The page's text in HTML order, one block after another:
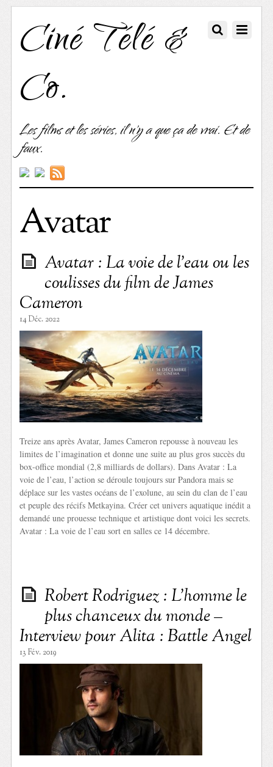
Ciné Télé &
Co.
Les films et les séries, il n'y a que ça de vrai. Et de
faux.
Avatar
Avatar : La voie de l’eau ou les
coulisses du film de James
Cameron
14 Déc. 2022
Treize ans après Avatar, James Cameron repousse à nouveau les
limites de l’imagination et donne une suite au plus gros succès du
box-office mondial (2,8 milliards de dollars). Dans Avatar : La
voie de l’eau, l’action se déroule toujours sur Pandora mais se
déplace sur les vastes océans de l’exolune, au sein du clan de l’eau
et peuple des récifs Metkayina. Créer cet univers aquatique inédit a
demandé une prouesse technique et artistique dont voici les secrets.
Avatar : La voie de l’eau sort en salles ce 14 décembre.
Robert Rodriguez : L’homme le
plus chanceux du monde –
Interview pour Alita : Battle Angel
13 Fév. 2019